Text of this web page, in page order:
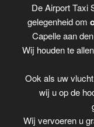
De Airport Taxi
gelegenheid om
Capelle aan
Wij houden te
Ook als uw
wij u op de
Wij vervoeren u